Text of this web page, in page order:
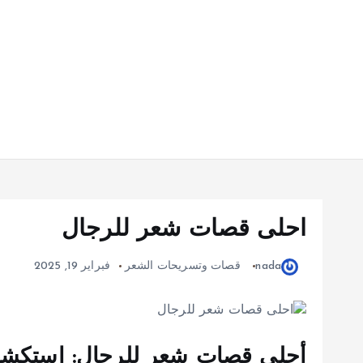
احلى قصات شعر للرجال
nada قصات وتسريحات الشعر فبراير 19, 2025
أحلى قصات شعر للرجال: استكشف